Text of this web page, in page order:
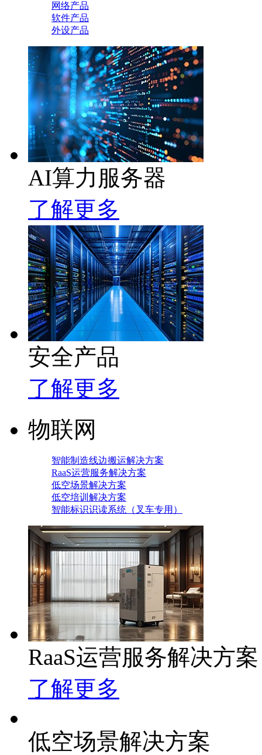
网络产品
软件产品
外设产品
AI算力服务器
了解更多
安全产品
了解更多
物联网
智能制造线边搬运解决方案
RaaS运营服务解决方案
低空场景解决方案
低空培训解决方案
智能标识识读系统（叉车专用）
RaaS运营服务解决方案
了解更多
低空场景解决方案